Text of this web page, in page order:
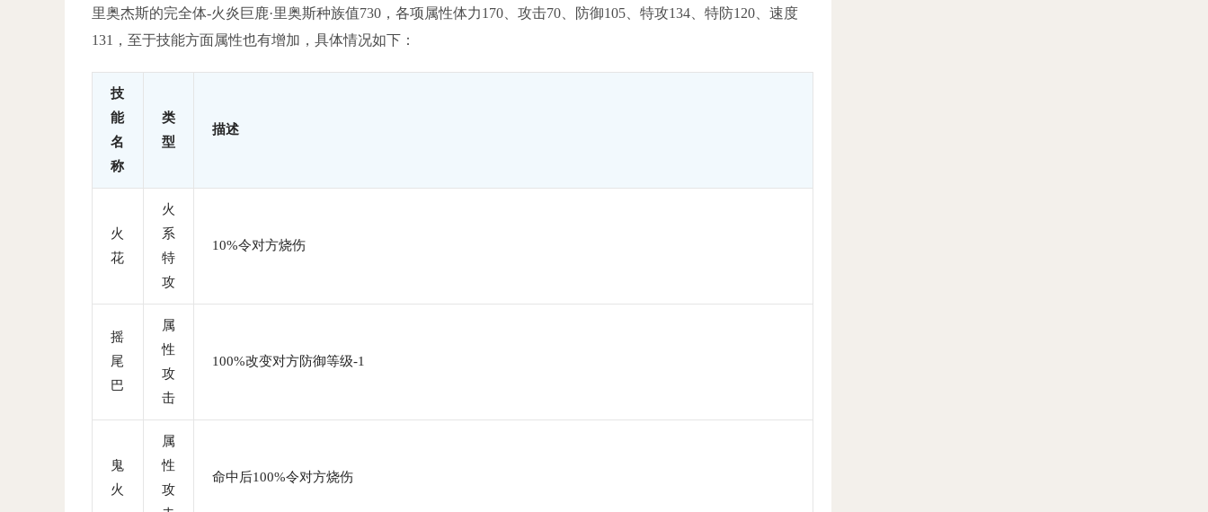
里奥杰斯的完全体-火炎巨鹿·里奥斯种族值730，各项属性体力170、攻击70、防御105、特攻134、特防120、速度
131，至于技能方面属性也有增加，具体情况如下：
技
能
名
称
类
型
描述
火
花
火
系
特
攻
10%令对方烧伤
摇
尾
巴
属
性
攻
击
100%改变对方防御等级-1
鬼
火
属
性
攻
命中后100%令对方烧伤